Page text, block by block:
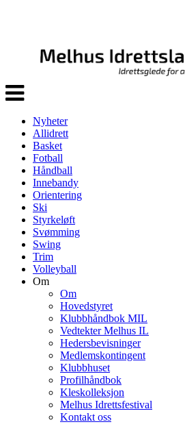
Veksle
navigasjon
Nyheter
Allidrett
Basket
Fotball
Håndball
Innebandy
Orientering
Ski
Styrkeløft
Svømming
Swing
Trim
Volleyball
Om
Om
Hovedstyret
Klubbhåndbok MIL
Vedtekter Melhus IL
Hedersbevisninger
Medlemskontingent
Klubbhuset
Profilhåndbok
Kleskolleksjon
Melhus Idrettsfestival
Kontakt oss